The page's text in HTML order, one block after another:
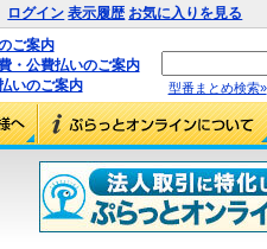
ログイン 表示履歴 お気に入りを見る
ご案内
・公費払いのご案内
いのご案内
型番まとめ検索»